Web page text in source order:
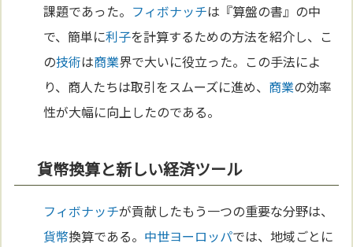
課題であった。 フィボナッチは『算盤の書』の中
で、簡単に利子を計算するための方法を紹介し、こ
の技術は商業界で大いに役立った。この手法によ
り、商人たちは取引をスムーズに進め、 商業の効率
性が大幅に向上したのである。
貨幣換算と新しい経済ツール
フィボナッチが貢献したもう一つの重要な分野は、
貨幣換算である。 中世ヨーロッパでは、地域ごとに